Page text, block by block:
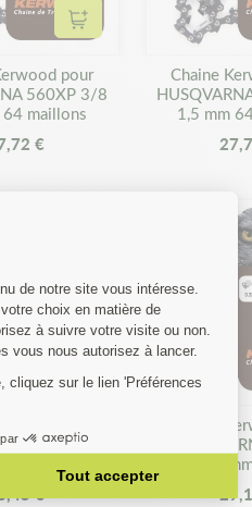
Ajouter au panier
pour
560XP 3/8
maillons
€
Chaine
1,5 mm
Ajouter au panier
560XP
€
Chaine
0,325 1,5